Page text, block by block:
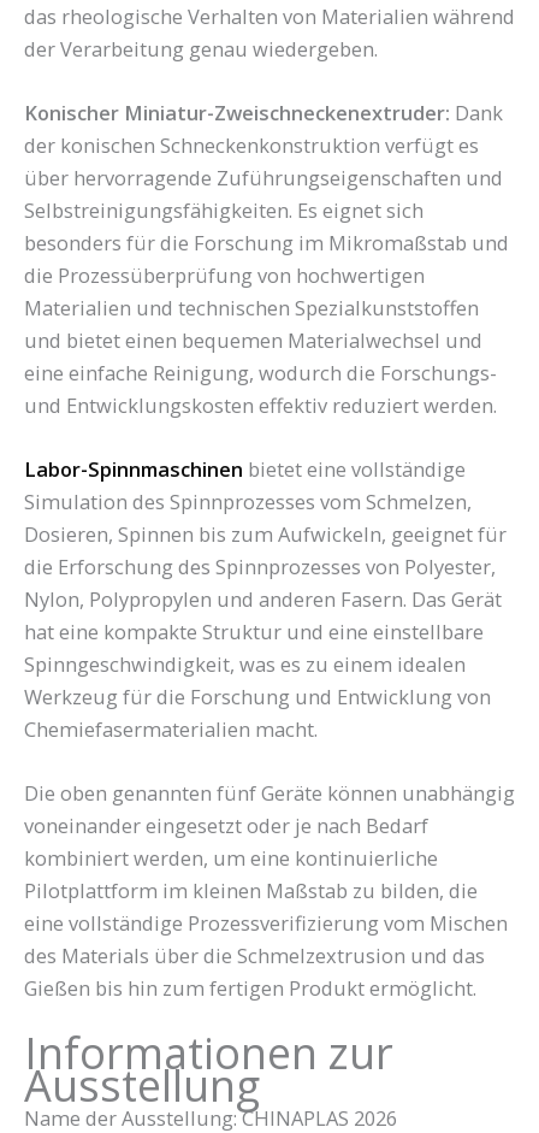
das rheologische Verhalten von Materialien während
der Verarbeitung genau wiedergeben.
Konischer Miniatur-Zweischneckenextruder: Dank
der konischen Schneckenkonstruktion verfügt es
über hervorragende Zuführungseigenschaften und
Selbstreinigungsfähigkeiten. Es eignet sich
besonders für die Forschung im Mikromaßstab und
die Prozessüberprüfung von hochwertigen
Materialien und technischen Spezialkunststoffen
und bietet einen bequemen Materialwechsel und
eine einfache Reinigung, wodurch die Forschungs-
und Entwicklungskosten effektiv reduziert werden.
Labor-Spinnmaschinen bietet eine vollständige
Simulation des Spinnprozesses vom Schmelzen,
Dosieren, Spinnen bis zum Aufwickeln, geeignet für
die Erforschung des Spinnprozesses von Polyester,
Nylon, Polypropylen und anderen Fasern. Das Gerät
hat eine kompakte Struktur und eine einstellbare
Spinngeschwindigkeit, was es zu einem idealen
Werkzeug für die Forschung und Entwicklung von
Chemiefasermaterialien macht.
Die oben genannten fünf Geräte können unabhängig
voneinander eingesetzt oder je nach Bedarf
kombiniert werden, um eine kontinuierliche
Pilotplattform im kleinen Maßstab zu bilden, die
eine vollständige Prozessverifizierung vom Mischen
des Materials über die Schmelzextrusion und das
Gießen bis hin zum fertigen Produkt ermöglicht.
Informationen zur
Ausstellung
Name der Ausstellung: CHINAPLAS 2026